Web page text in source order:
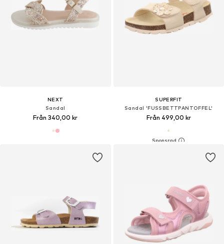
NEXT
Sandal
Från 340,00 kr
SUPERFIT
Sandal 'FUSSBETTPANTOFFEL'
Från 499,00 kr